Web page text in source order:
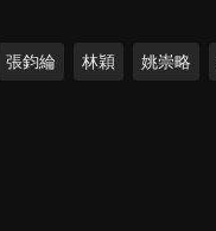
張鈞綸 林穎 姚崇略